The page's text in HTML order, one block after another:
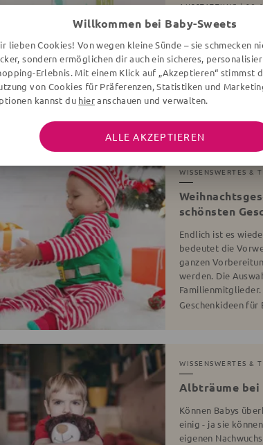
AUSSTATTUNG|
Du bist schwanger
wahrscheinlich,
Erstausstattung
ggf. verzichten?
benötigte
WISSENSWERTES &
schönsten
Endlich ist es
bedeutet die
ganzen
werden. Die
Geschenkideen für
WISSENSWERTES &
Albträume bei
Können Babys
einig - ja sie
eigenen
Willkommen bei Baby-Sweets
lieben Cookies! Von wegen kleine Sünde – sie schmecken
sondern ermöglichen dir auch ein sicheres,
Erlebnis. Mit einem Klick auf „Akzeptieren“ stimmst
von Cookies für Präferenzen, Statistiken und
kannst du hieranschauen und verwalten.
ALLE AKZEPTIEREN